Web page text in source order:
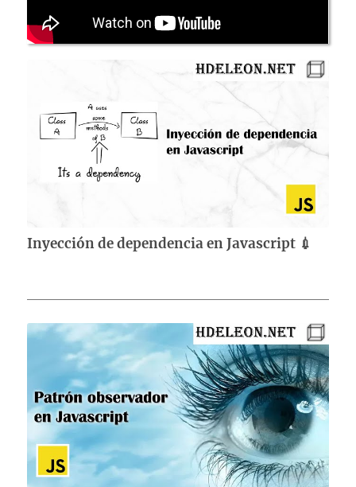
Inyección de dependencia en Javascript 💉